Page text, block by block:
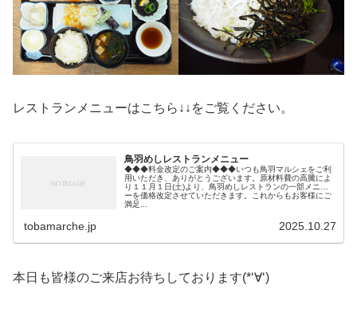
レストランメニューはこちら↓↓をご覧ください。
鳥羽めしレストランメニュー
◆◆◆料金改定のご案内◆◆◆いつも鳥羽マルシェをご利
用いただき、ありがとうございます。原材料費の高騰によ
り１１月１日(土)より、鳥羽めしレストランの一部メニュ
ーを価格改定させていただきます。これからもお客様にご
満足...
tobamarche.jp 2025.10.27
本日も皆様のご来店お待ちしております(*‘∀‘)